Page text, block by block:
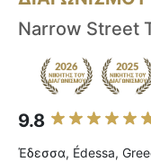
Narrow Street
9.8
Έδεσσα, Édessa,